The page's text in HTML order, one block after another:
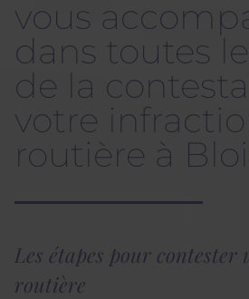
vous
dans toutes
de la
votre
routière à
Les étapes pour
routière